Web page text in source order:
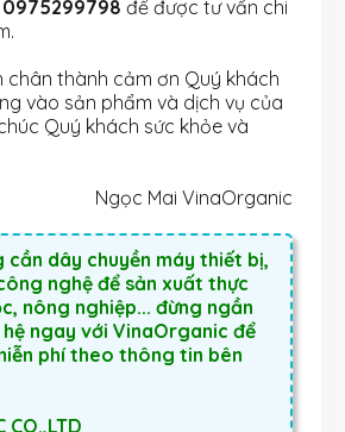
để được tư vấn chi
chân thành cảm ơn Quý khách
vào sản phẩm và dịch vụ của
Quý khách sức khỏe và
Ngọc Mai VinaOrganic
cần dây chuyền máy thiết bị,
nghệ để sản xuất thực
nông nghiệp... đừng ngần
ngay với VinaOrganic để
phí theo thông tin bên
CO.,LTD